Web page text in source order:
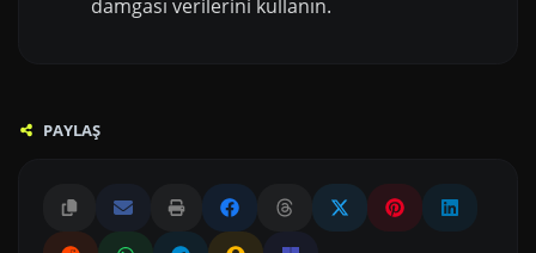
damgası verilerini kullanın.
PAYLAŞ